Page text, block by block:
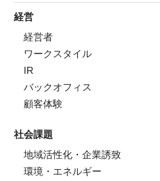
経営
経営者
ワークスタイル
IR
バックオフィス
顧客体験
社会課題
地域活性化・企業誘致
環境・エネルギー